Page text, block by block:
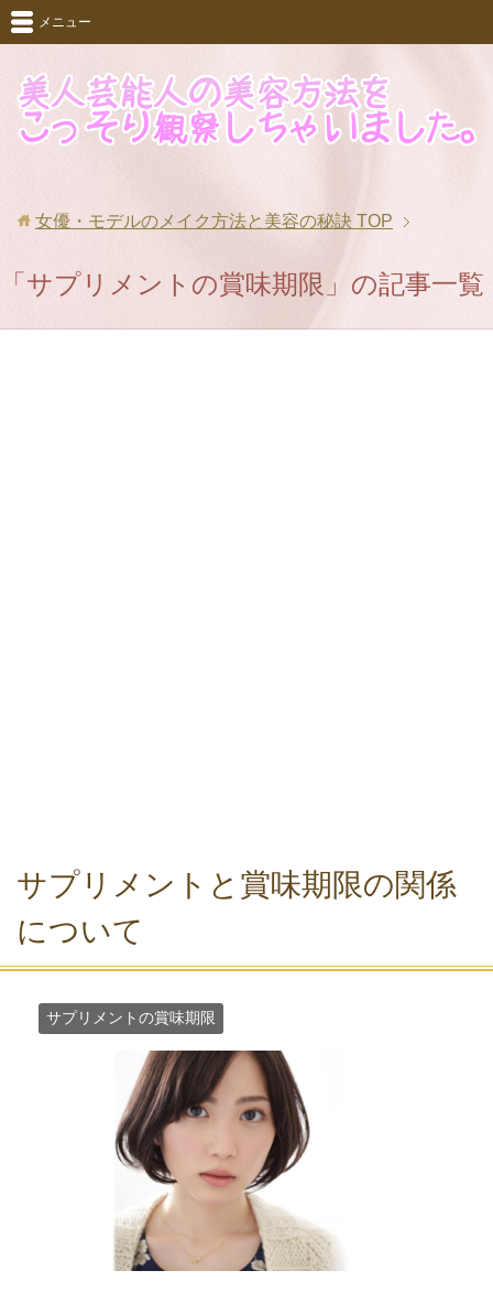
メニュー
女優・モデルのメイク方法と美容の秘訣 TOP
「サプリメントの賞味期限」の記事一覧
サプリメントと賞味期限の関係
について
サプリメントの賞味期限